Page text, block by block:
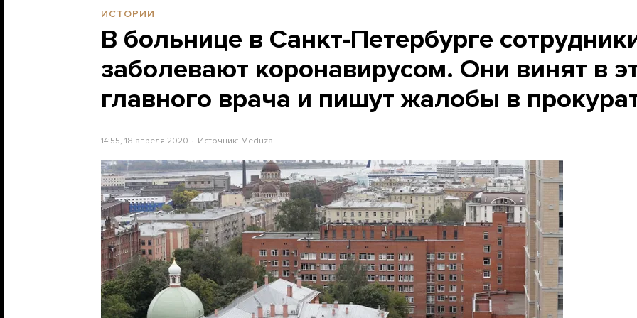
ИСТОРИИ
В больнице в Санкт-Петербурге
заболевают коронавирусом. Они винят в
главного врача и пишут жалобы в
14:55, 18 апреля 2020 Источник: Meduza